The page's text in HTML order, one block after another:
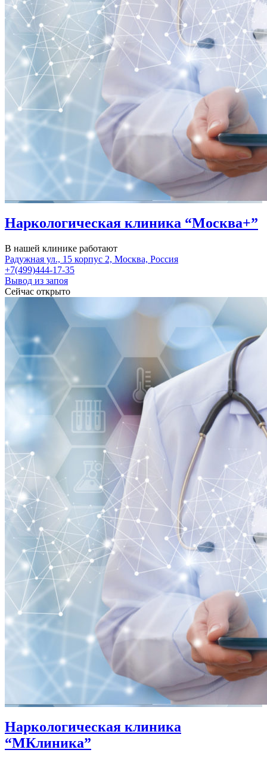
Наркологическая клиника “Москва+”
В нашей клинике работают
Радужная ул., 15 корпус 2, Москва, Россия
+7(499)444-17-35
Вывод из запоя
Сейчас открыто
Наркологическая клиника
“МКлиника”